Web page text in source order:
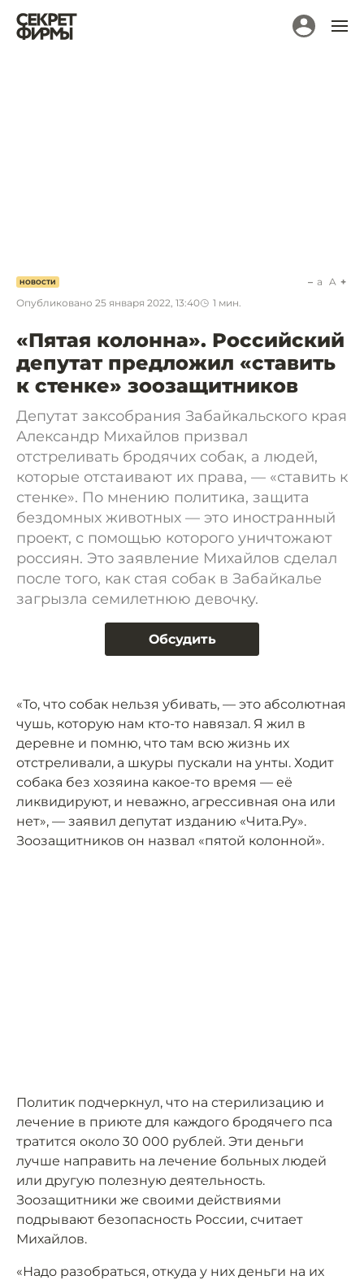
НОВОСТИ
Опубликовано 25 января 2022, 13:40 1 мин.
a A
«Пятая колонна». Российский
депутат предложил «ставить
к стенке» зоозащитников
Депутат заксобрания Забайкальского края
Александр Михайлов призвал
отстреливать бродячих собак, а людей,
которые отстаивают их права, — «ставить к
стенке». По мнению политика, защита
бездомных животных — это иностранный
проект, с помощью которого уничтожают
россиян. Это заявление Михайлов сделал
после того, как стая собак в Забайкалье
загрызла семилетнюю девочку.
Обсудить
«То, что собак нельзя убивать, — это абсолютная
чушь, которую нам кто-то навязал. Я жил в
деревне и помню, что там всю жизнь их
отстреливали, а шкуры пускали на унты. Ходит
собака без хозяина какое-то время — её
ликвидируют, и неважно, агрессивная она или
нет», — заявил депутат изданию «Чита.Ру».
Зоозащитников он назвал «пятой колонной».
Политик подчеркнул, что на стерилизацию и
лечение в приюте для каждого бродячего пса
тратится около 30 000 рублей. Эти деньги
лучше направить на лечение больных людей
или другую полезную деятельность.
Зоозащитники же своими действиями
подрывают безопасность России, считает
Михайлов.
«Надо разобраться, откуда у них деньги на их